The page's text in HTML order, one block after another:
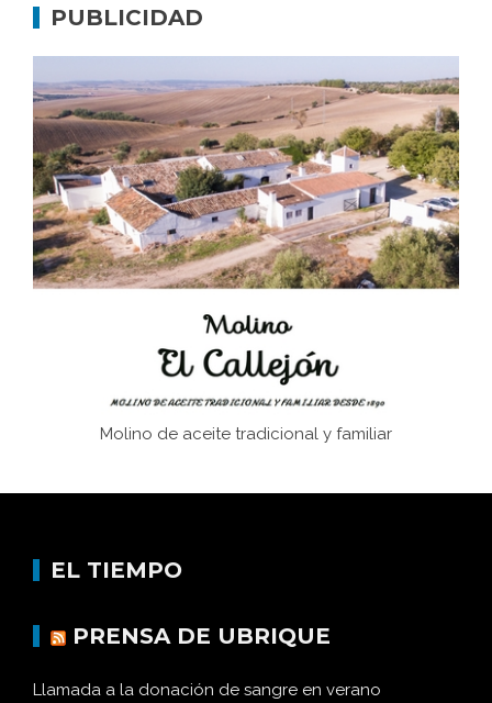
concentración nazis
Bornos
El Frente Popular. Ubrique, febrero-julio 1936
Juntar las letras. La alfabetización en el campo: del
afán de saber a la autogestión
Historia y vivencias del poblado de Los Hurones
PUBLICIDAD
Molino de aceite tradicional y familiar
EL TIEMPO
PRENSA DE UBRIQUE
Llamada a la donación de sangre en verano